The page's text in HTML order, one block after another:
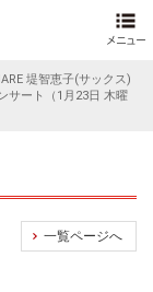
堤智恵子(サックス)
サート（1月23日 木曜
一覧ページへ